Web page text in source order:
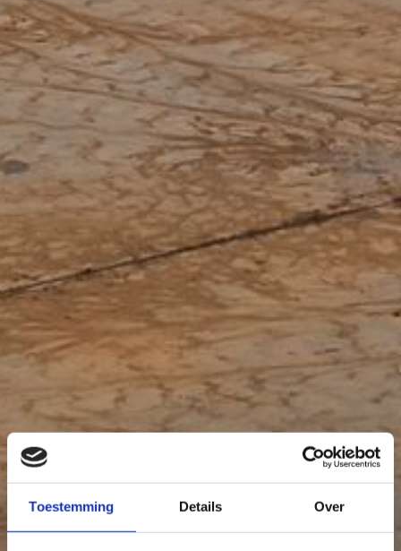
Toestemming Details Over